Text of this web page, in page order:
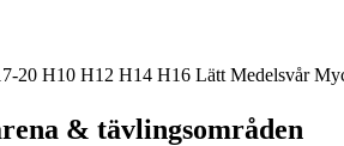
20 H10 H12 H14 H16 Lätt Medelsvår
& tävlingsområden